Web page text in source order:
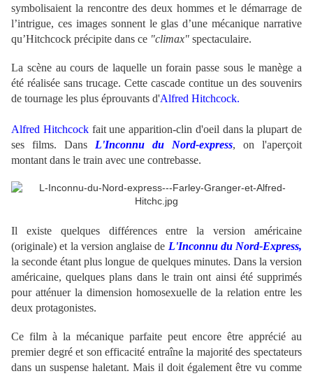
symbolisaient la rencontre des deux hommes et le démarrage de
l’intrigue, ces images sonnent le glas d’une mécanique narrative
qu’Hitchcock précipite dans ce "climax" spectaculaire.
La scène au cours de laquelle un forain passe sous le manège a
été réalisée sans trucage. Cette cascade contitue un des souvenirs
de tournage les plus éprouvants d'Alfred Hitchcock.
Alfred Hitchcockfait une apparition-clin d'oeil dans la plupart de
ses films. Dans L'Inconnu du Nord-express, on l'aperçoit
montant dans le train avec une contrebasse.
Il existe quelques différences entre la version américaine
(originale) et la version anglaise de L'Inconnu du Nord-Express,
la seconde étant plus longue de quelques minutes. Dans la version
américaine, quelques plans dans le train ont ainsi été supprimés
pour atténuer la dimension homosexuelle de la relation entre les
deux protagonistes.
Ce film à la mécanique parfaite peut encore être apprécié au
premier degré et son efficacité entraîne la majorité des spectateurs
dans un suspense haletant. Mais il doit également être vu comme